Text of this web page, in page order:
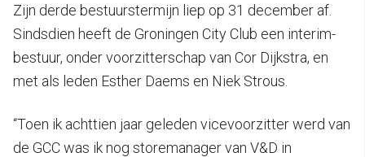
Zijn derde bestuurstermijn liep op 31 december af.
Sindsdien heeft de Groningen City Club een interim-
bestuur, onder voorzitterschap van Cor Dijkstra, en
met als leden Esther Daems en Niek Strous.
“Toen ik achttien jaar geleden vicevoorzitter werd van
de GCC was ik nog storemanager van V&D in